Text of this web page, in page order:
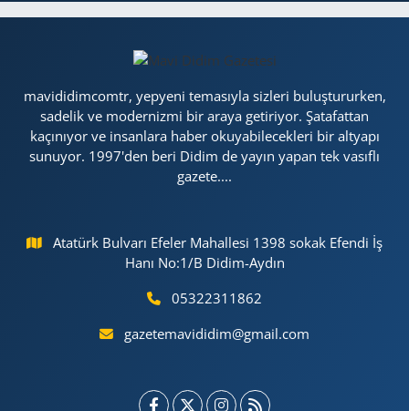
mavididimcomtr, yepyeni temasıyla sizleri buluştururken,
sadelik ve modernizmi bir araya getiriyor. Şatafattan
kaçınıyor ve insanlara haber okuyabilecekleri bir altyapı
sunuyor. 1997'den beri Didim de yayın yapan tek vasıflı
gazete....
Atatürk Bulvarı Efeler Mahallesi 1398 sokak Efendi İş
Hanı No:1/B Didim-Aydın
05322311862
gazetemavididim@gmail.com